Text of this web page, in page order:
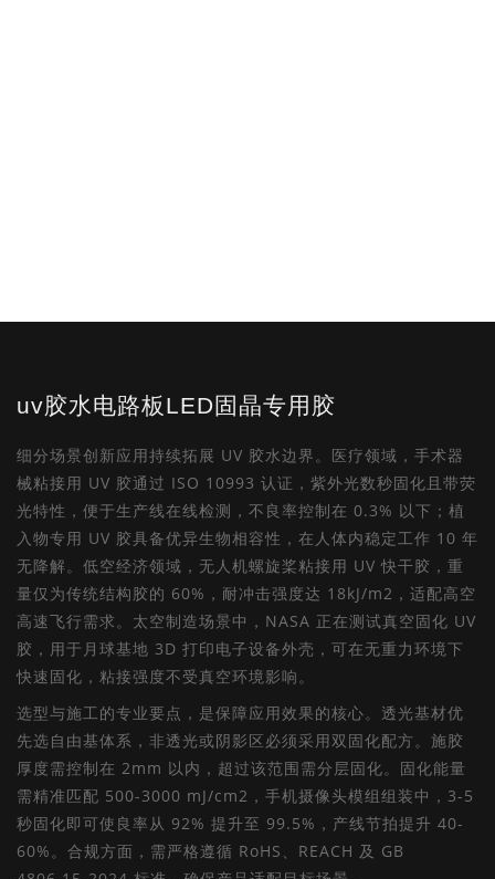
uv胶水电路板LED固晶专用胶
细分场景创新应用持续拓展 UV 胶水边界。医疗领域，手术器
械粘接用 UV 胶通过 ISO 10993 认证，紫外光数秒固化且带荧
光特性，便于生产线在线检测，不良率控制在 0.3% 以下；植
入物专用 UV 胶具备优异生物相容性，在人体内稳定工作 10 年
无降解。低空经济领域，无人机螺旋桨粘接用 UV 快干胶，重
量仅为传统结构胶的 60%，耐冲击强度达 18kJ/m2，适配高空
高速飞行需求。太空制造场景中，NASA 正在测试真空固化 UV
胶，用于月球基地 3D 打印电子设备外壳，可在无重力环境下
快速固化，粘接强度不受真空环境影响。
选型与施工的专业要点，是保障应用效果的核心。透光基材优
先选自由基体系，非透光或阴影区必须采用双固化配方。施胶
厚度需控制在 2mm 以内，超过该范围需分层固化。固化能量
需精准匹配 500-3000 mJ/cm2，手机摄像头模组组装中，3-5
秒固化即可使良率从 92% 提升至 99.5%，产线节拍提升 40-
60%。合规方面，需严格遵循 RoHS、REACH 及 GB